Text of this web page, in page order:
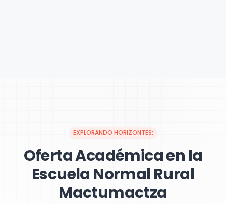
EXPLORANDO HORIZONTES:
Oferta Académica en la
Escuela Normal Rural
Mactumactza